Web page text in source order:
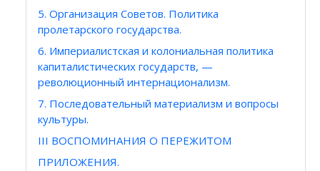
5. Организация Советов. Политика
пролетарского государства.
6. Империалистская и колониальная политика
капиталистических государств, —
революционный интернационализм.
7. Последовательный материализм и вопросы
культуры.
III ВОСПОМИНАНИЯ О ПЕРЕЖИТОМ
ПРИЛОЖЕНИЯ.